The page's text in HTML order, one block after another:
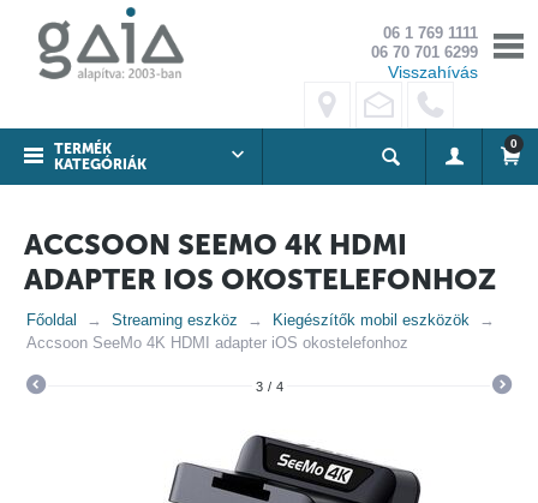
06 1 769 1111
06 70 701 6299
Visszahívás
TERMÉK
KATEGÓRIÁK
0
ACCSOON SEEMO 4K HDMI
ADAPTER IOS OKOSTELEFONHOZ
Főoldal Streaming eszköz
Kiegészítők mobil eszközök
Accsoon SeeMo 4K HDMI adapter iOS okostelefonhoz
3 / 4